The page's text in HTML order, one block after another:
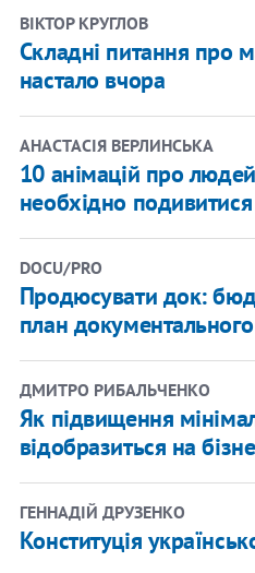
ВІКТОР КРУГЛОВ
Складні питання про
настало вчора
АНАСТАСІЯ ВЕРЛИНСЬКА
10 анімацій про людей
необхідно
DOCU/PRO
Продюсувати док:
план
ДМИТРО РИБАЛЬЧЕНКО
Як підвищення
відобразиться на
ГЕННАДІЙ ДРУЗЕНКО
Конституція